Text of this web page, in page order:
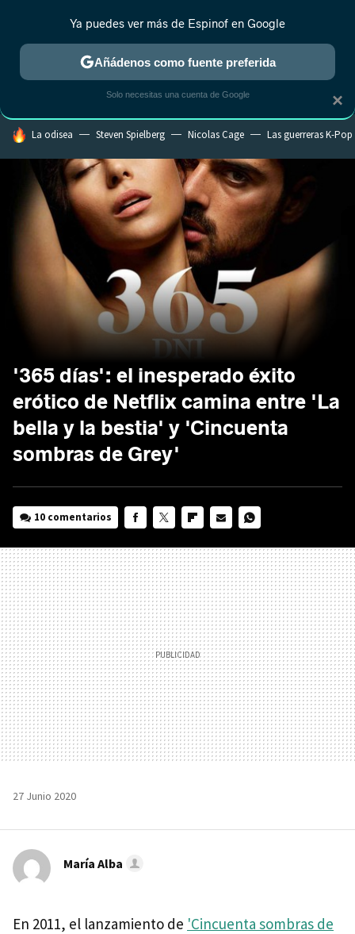
ESTRENOS REALITY ANIME RANKINGS CINE
HOY SE HABLA DE
La odisea Steven Spielberg Nicolas Cage Las guerreras K-Pop
'365 días': el inesperado éxito
erótico de Netflix camina entre 'La
bella y la bestia' y 'Cincuenta
sombras de Grey'
10 comentarios
MAIL
27 Junio 2020
María Alba
En 2011, el lanzamiento de 'Cincuenta sombras de
×
Ya puedes ver más de Espinof en Google
Añádenos como fuente preferida
Solo necesitas una cuenta de Google